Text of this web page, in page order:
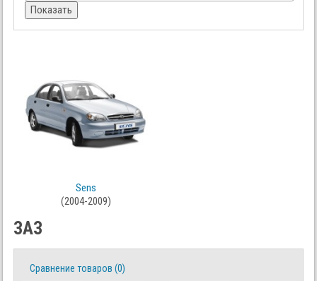
Показать
Sens
(2004-2009)
ЗАЗ
Сравнение товаров (0)